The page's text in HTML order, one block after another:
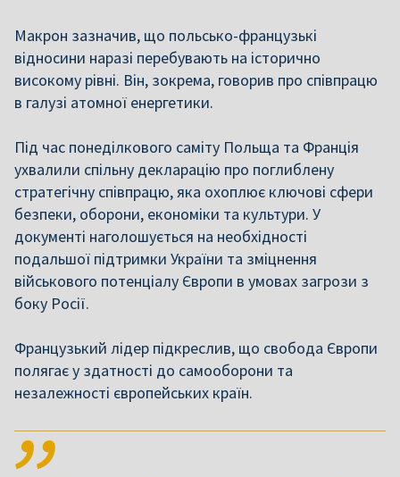
Макрон зазначив, що польсько-французькі
відносини наразі перебувають на історично
високому рівні. Він, зокрема, говорив про співпрацю
в галузі атомної енергетики.
Під час понеділкового саміту Польща та Франція
ухвалили спільну декларацію про поглиблену
стратегічну співпрацю, яка охоплює ключові сфери
безпеки, оборони, економіки та культури. У
документі наголошується на необхідності
подальшої підтримки України та зміцнення
військового потенціалу Європи в умовах загрози з
боку Росії.
Французький лідер підкреслив, що свобода Європи
полягає у здатності до самооборони та
незалежності європейських країн.